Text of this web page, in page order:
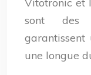
sont des
une longue